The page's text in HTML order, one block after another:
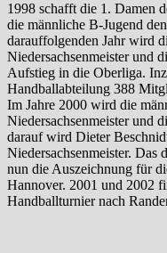
1998 schafft die 1. Damen
die männliche B-Jugend
darauffolgenden Jahr wird
Niedersachsenmeister und
Aufstieg in die Oberliga.
Handballabteilung 388
Im Jahre 2000 wird die
Niedersachsenmeister und
darauf wird Dieter
Niedersachsenmeister.
nun die Auszeichnung für
Hannover. 2001 und 2002
Handballturnier nach